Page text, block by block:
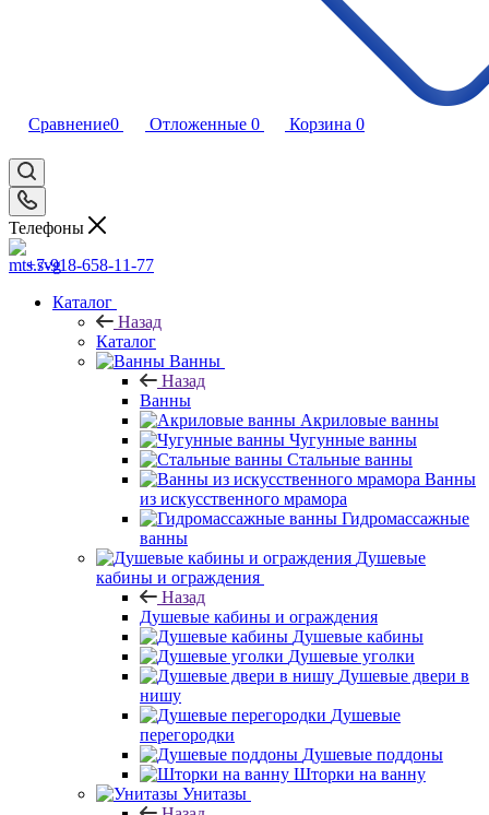
Сравнение0 Отложенные 0 Корзина 0
Телефоны
+7-918-658-11-77
Каталог
Назад
Каталог
Ванны
Назад
Ванны
Акриловые ванны
Чугунные ванны
Стальные ванны
Ванны
из искусственного мрамора
Гидромассажные
ванны
Душевые
кабины и ограждения
Назад
Душевые кабины и ограждения
Душевые кабины
Душевые уголки
Душевые двери в
нишу
Душевые
перегородки
Душевые поддоны
Шторки на ванну
Унитазы